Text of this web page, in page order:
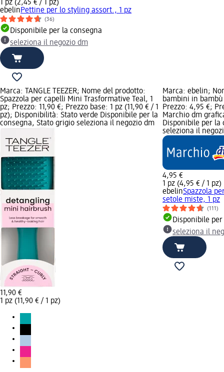
1 pz (2,45 € / 1 pz)
ebelinPettine per lo styling assort., 1 pz
(36)
Disponibile per la consegna
seleziona il negozio dm
Marca: TANGLE TEEZER; Nome del prodotto:
Spazzola per capelli Mini Trasformative Teal, 1
pz; Prezzo: 11,90 €; Prezzo base: 1 pz (11,90 € / 1
pz); Disponibilità: Stato verde Disponibile per la
consegna, Stato grigio seleziona il negozio dm
11,90 €
1 pz (11,90 € / 1 pz)
Marca: ebelin;
bambini in
Prezzo: 4,95 €;
Marchio dm
Disponibile per la
seleziona il
4,95 €
1 pz (4,95 € / 1 pz)
ebelinSpazzola
setole miste, 1 pz
(111)
Disponibile
seleziona il